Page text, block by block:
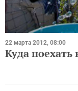
22 марта 2012, 08:00
Куда поехать